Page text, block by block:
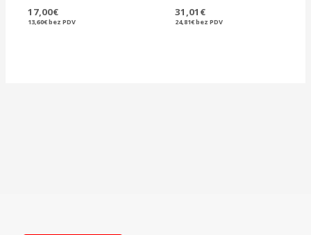
17,00€
13,60€bez PDV
31,01 €
24,81€bez PDV